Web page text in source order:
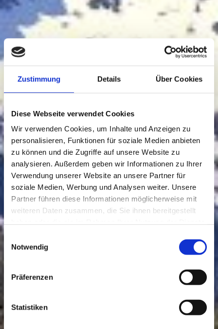
Zustimmung Details Über Cookies
Diese Webseite verwendet Cookies
Wir verwenden Cookies, um Inhalte und Anzeigen zu
personalisieren, Funktionen für soziale Medien anbieten
zu können und die Zugriffe auf unsere Website zu
analysieren. Außerdem geben wir Informationen zu Ihrer
Verwendung unserer Website an unsere Partner für
soziale Medien, Werbung und Analysen weiter. Unsere
Partner führen diese Informationen möglicherweise mit
weiteren Daten zusammen, die Sie ihnen bereitgestellt
Einwilligungsauswahl
Notwendig
Präferenzen
Statistiken